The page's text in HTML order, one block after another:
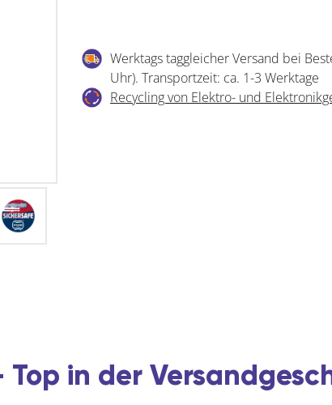
Werktags taggleicher Versand bei
Uhr). Transportzeit: ca. 1-3 Werktage
Recycling von Elektro- und
in der